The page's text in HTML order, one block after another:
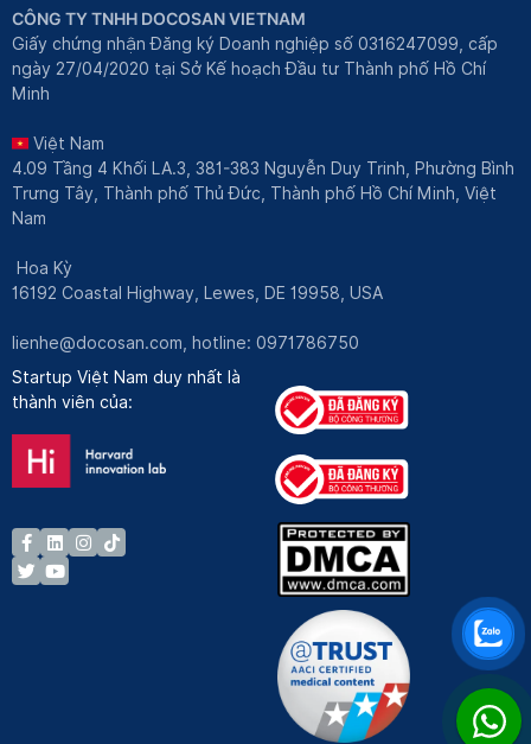
CÔNG TY TNHH DOCOSAN VIETNAM
Giấy chứng nhận Đăng ký Doanh nghiệp số 0316247099, cấp
ngày 27/04/2020 tại Sở Kế hoạch Đầu tư Thành phố Hồ Chí
Minh
Việt Nam
4.09 Tầng 4 Khối LA.3, 381-383 Nguyễn Duy Trinh, Phường Bình
Trưng Tây, Thành phố Thủ Đức, Thành phố Hồ Chí Minh, Việt
Nam
Hoa Kỳ
16192 Coastal Highway, Lewes, DE 19958, USA
lienhe@docosan.com , hotline: 0971786750
Startup Việt Nam duy nhất là
thành viên của: